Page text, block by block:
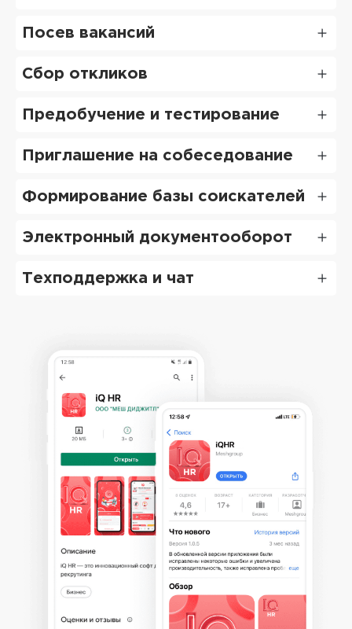
Посев вакансий
Сбор откликов
Предобучение и тестирование
Приглашение на собеседование
Формирование базы соискателей
Электронный документооборот
Техподдержка и чат